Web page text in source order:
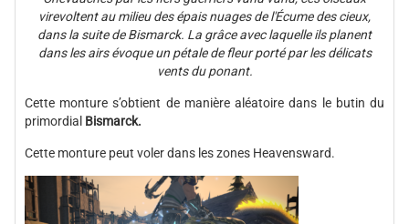
virevoltent au milieu des épais nuages de l'Écume des cieux,
dans la suite de Bismarck. La grâce avec laquelle ils planent
dans les airs évoque un pétale de fleur porté par les délicats
vents du ponant.
Cette monture s’obtient de manière aléatoire dans le butin du
primordial Bismarck.
Cette monture peut voler dans les zones Heavensward.